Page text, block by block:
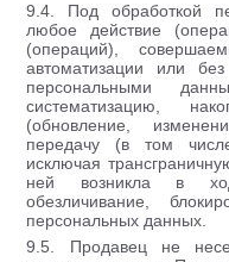
9.4. Под обработкой
любое действие
(операций),
автоматизации или
персональными
систематизацию,
(обновление,
передачу (в том
исключая
ней возникла в
обезличивание,
персональных данных.
9.5. Продавец не